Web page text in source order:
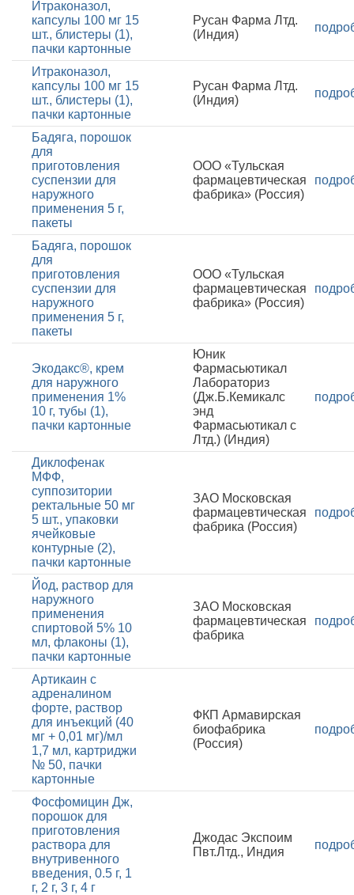
Итраконазол,
капсулы 100 мг 15
шт., блистеры (1),
пачки картонные
Русан Фарма Лтд.
(Индия)
Итраконазол,
капсулы 100 мг 15
шт., блистеры (1),
пачки картонные
Русан Фарма Лтд.
(Индия)
Бадяга, порошок
для
приготовления
суспензии для
наружного
применения 5 г,
пакеты
ООО «Тульская
фармацевтическая
фабрика» (Россия)
Бадяга, порошок
для
приготовления
суспензии для
наружного
применения 5 г,
пакеты
ООО «Тульская
фармацевтическая
фабрика» (Россия)
Экодакс®, крем
для наружного
применения 1%
10 г, тубы (1),
пачки картонные
Юник
Фармасьютикал
Лабораториз
(Дж.Б.Кемикалс
энд
Фармасьютикал с
Лтд.) (Индия)
Диклофенак
МФФ,
суппозитории
ректальные 50 мг
5 шт., упаковки
ячейковые
контурные (2),
пачки картонные
ЗАО Московская
фармацевтическая
фабрика (Россия)
Йод, раствор для
наружного
применения
спиртовой 5% 10
мл, флаконы (1),
пачки картонные
ЗАО Московская
фармацевтическая
фабрика
Артикаин с
адреналином
форте, раствор
для инъекций (40
мг + 0,01 мг)/мл
1,7 мл, картриджи
№ 50, пачки
картонные
ФКП Армавирская
биофабрика
(Россия)
Фосфомицин Дж,
порошок для
приготовления
раствора для
внутривенного
введения, 0.5 г, 1
г, 2 г, 3 г, 4 г
Джодас Экспоим
Пвт.Лтд., Индия